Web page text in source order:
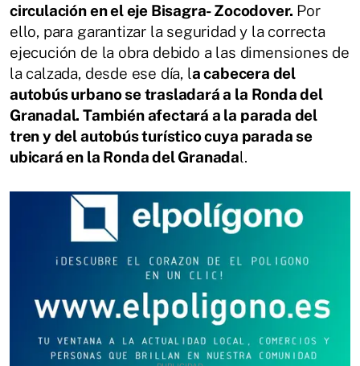
circulación en el eje Bisagra- Zocodover. Por
ello, para garantizar la seguridad y la correcta
ejecución de la obra debido a las dimensiones de
la calzada, desde ese día, la cabecera del
autobús urbano se trasladará a la Ronda del
Granadal. También afectará a la parada del
tren y del autobús turístico cuya parada se
ubicará en la Ronda del Granadal.